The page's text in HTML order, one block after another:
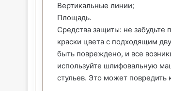
Вертикальные линии;
Площадь.
Средства защиты: не забудьте
краски цвета с подходящим
быть повреждено, и все
используйте шлифовальную
стульев. Это может повредить